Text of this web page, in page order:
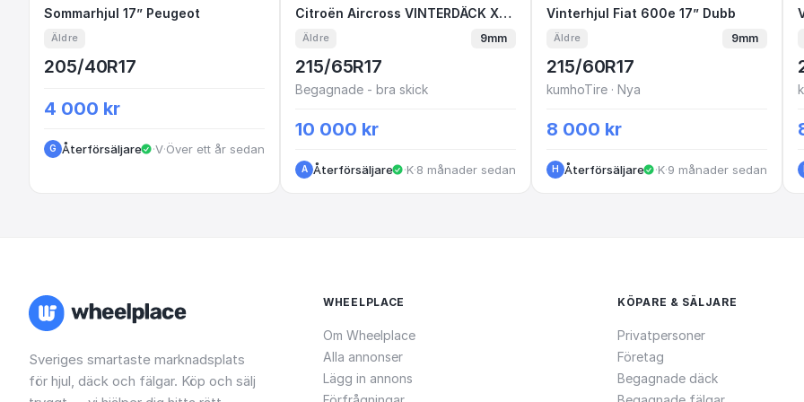
Sommarhjul 17” Peugeot
Sommarhjul 17” Peugeot
Äldre
205/40R17
4 000 kr
G Återförsäljare · VastraGotaland
·Över ett år sedan
Citroën Aircross VINTERDÄCK XJN81A
Citroën Aircross VINTERDÄCK XJN81A
Äldre 9mm
215/65R17
Begagnade - bra skick
10 000 kr
A Återförsäljare · Kungälv
·8 månader sedan
Vinterhjul Fiat 600e 17”
Vinterhjul Fiat 600e 17” Dubb
Äldre 9mm
215/60R17
kumhoTire · Nya
8 000 kr
H Återförsäljare · Kista
·9 månader sedan
Sveriges smartaste marknadsplats
för hjul, däck och fälgar. Köp och sälj
WHEELPLACE
Om Wheelplace
Alla annonser
Lägg in annons
KÖPARE & SÄLJARE
Privatpersoner
Företag
Begagnade däck